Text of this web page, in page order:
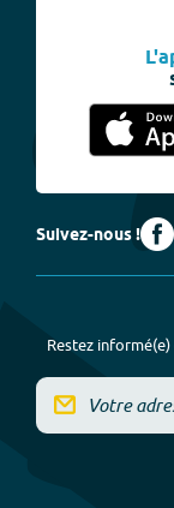
Suivez-nous !
Restez